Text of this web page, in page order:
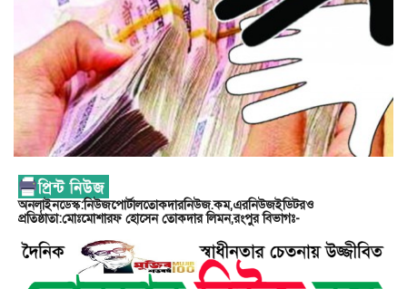
অনলাইনডেস্ক:নিউজপোর্টালতোকদারনিউজ.কম,এরনিউজইডিটরও
প্রতিষ্ঠাতা:মোঃমোশারফ হোসেন তোকদার লিমন,রংপুর বিভাগঃ-